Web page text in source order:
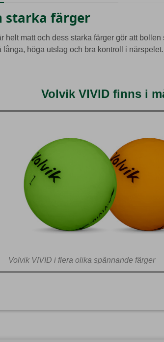
starka färger
helt matt och dess starka färger gör att
höga utslag och bra kontroll i närspelet.
Volvik VIVID finns i
Volvik VIVID i flera olika spännande färger